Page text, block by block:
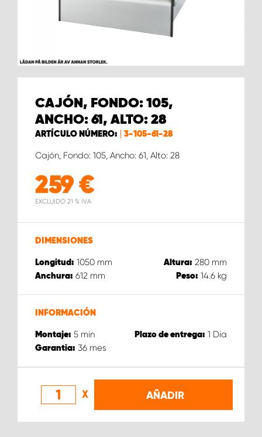
CAJÓN, FONDO: 105,
ANCHO: 61, ALTO: 28
ARTÍCULO NÚMERO: 3-105-61-28
Cajón, Fondo: 105, Ancho: 61, Alto: 28
259 €
EXCLUIDO 21 % IVA
DIMENSIONES
Longitud: 1050 mm Altura: 280 mm
Anchura: 612 mm Peso: 14.6 kg
INFORMACIÓN
Montaje: 5 min Plazo de entrega: 1 Dia
Garantia: 36 mes
X AÑADIR